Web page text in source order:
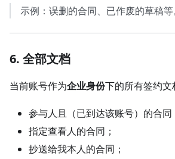
示例：误删的合同、已作废的草稿等
6. 全部文档
当前账号作为企业身份下的所有签约文
参与人且（已到达该账号）的合同
指定查看人的合同；
抄送给我本人的合同；